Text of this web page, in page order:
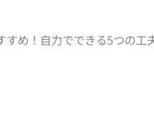
すめ！自力でできる5つの工